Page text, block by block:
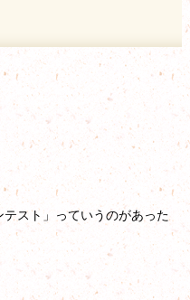
スト」っていうのがあった